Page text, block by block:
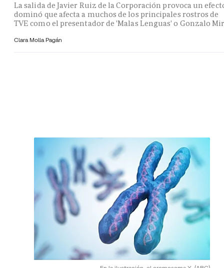
La salida de Javier Ruiz de la Corporación provoca un
dominó que afecta a muchos de los principales rostros de
TVE como el presentador de 'Malas Lenguas' o Gonzalo
Clara Molla Pagán